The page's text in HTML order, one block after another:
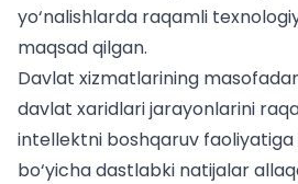
yo‘nalishlarda raqamli
maqsad qilgan.
Davlat xizmatlarining
davlat xaridlari jarayonlarini
intellektni boshqaruv
bo‘yicha dastlabki natijalar